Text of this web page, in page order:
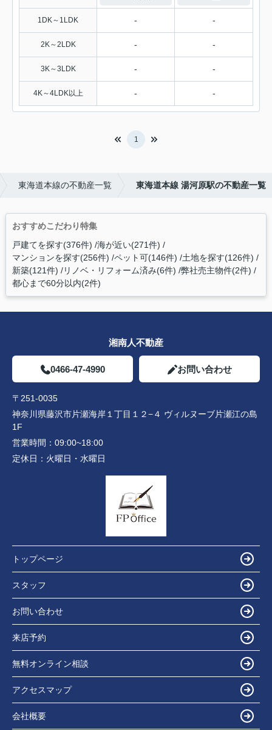
1DK～1LDK - -
2K～2LDK - -
3K～3LDK - -
4K～4LDK以上 - -
1
東海道本線の不動産一覧 東海道本線 湯河原駅の不動産一覧
おすすめこだわり特集
戸建てを探す(376件) 海が近い(271件)
マンションを探す(256件) ペット可(146件) 土地を探す(126件)
新築(121件) リノベ・リフォーム済み(6件) 弊社売主物件(2件)
都心まで60分以内(2件)
湘南人不動産
0466-47-4990 お問い合わせ
〒251-0035
神奈川県藤沢市片瀬海岸１丁目１２−４ ヴィルヌーブ片瀬江の島
1F
営業時間： 09:00~18:00
定休日： 火曜日・水曜日
トップページ
スタッフ
お問い合わせ
来店予約
無料オンライン相談
アクセスマップ
会社概要